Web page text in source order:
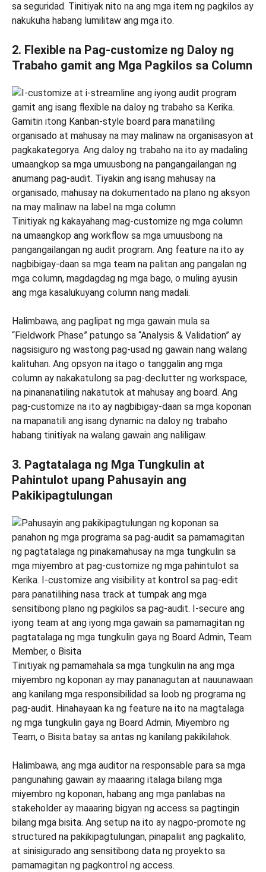
sa seguridad. Tinitiyak nito na ang mga item ng pagkilos ay
nakukuha habang lumilitaw ang mga ito.
2. Flexible na Pag-customize ng Daloy ng
Trabaho gamit ang Mga Pagkilos sa Column
Tinitiyak ng kakayahang mag-customize ng mga column
na umaangkop ang workflow sa mga umuusbong na
pangangailangan ng audit program. Ang feature na ito ay
nagbibigay-daan sa mga team na palitan ang pangalan ng
mga column, magdagdag ng mga bago, o muling ayusin
ang mga kasalukuyang column nang madali.
Halimbawa, ang paglipat ng mga gawain mula sa
“Fieldwork Phase” patungo sa “Analysis & Validation” ay
nagsisiguro ng wastong pag-usad ng gawain nang walang
kalituhan. Ang opsyon na itago o tanggalin ang mga
column ay nakakatulong sa pag-declutter ng workspace,
na pinananatiling nakatutok at mahusay ang board. Ang
pag-customize na ito ay nagbibigay-daan sa mga koponan
na mapanatili ang isang dynamic na daloy ng trabaho
habang tinitiyak na walang gawain ang naliligaw.
3. Pagtatalaga ng Mga Tungkulin at
Pahintulot upang Pahusayin ang
Pakikipagtulungan
Tinitiyak ng pamamahala sa mga tungkulin na ang mga
miyembro ng koponan ay may pananagutan at nauunawaan
ang kanilang mga responsibilidad sa loob ng programa ng
pag-audit. Hinahayaan ka ng feature na ito na magtalaga
ng mga tungkulin gaya ng Board Admin, Miyembro ng
Team, o Bisita batay sa antas ng kanilang pakikilahok.
Halimbawa, ang mga auditor na responsable para sa mga
pangunahing gawain ay maaaring italaga bilang mga
miyembro ng koponan, habang ang mga panlabas na
stakeholder ay maaaring bigyan ng access sa pagtingin
bilang mga bisita. Ang setup na ito ay nagpo-promote ng
structured na pakikipagtulungan, pinapaliit ang pagkalito,
at sinisigurado ang sensitibong data ng proyekto sa
pamamagitan ng pagkontrol ng access.